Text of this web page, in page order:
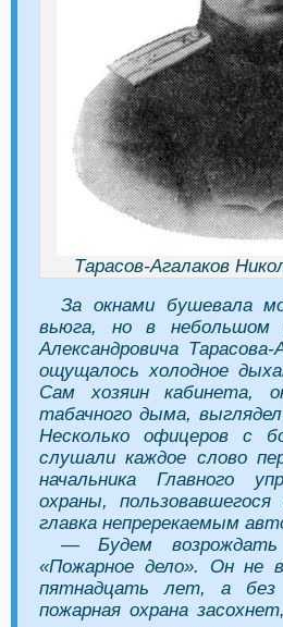
Тарасов-Агалаков
За окнами бушевала
вьюга, но в небольшом
Александровича
ощущалось холодное
Сам хозяин кабинета,
табачного дыма, выглядел
Несколько офицеров с
слушали каждое слово
начальника Главного
охраны, пользовавшегося
главка непререкаемым
— Будем возрождать
«Пожарное дело». Он не
пятнадцать лет, а без
пожарная охрана